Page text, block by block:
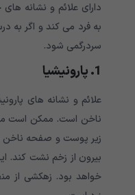
دارای علائم و نشانه
به فرد می کند و اگر به
سردرگمی شود.
1. پارونیشیا
علائم و نشانه های
ناخن است. ممکن است
زیر پوست و صفحه ناخن
بیرون از زخم نشت کند.
خواهد بود. زهکشی از